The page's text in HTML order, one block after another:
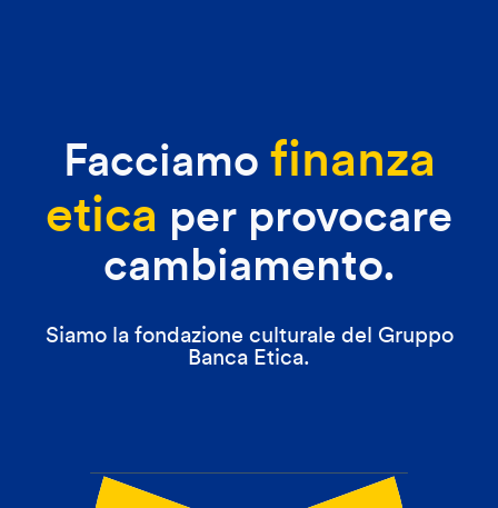
Facciamo finanza
etica per provocare
cambiamento.
Siamo la fondazione culturale del Gruppo
Banca Etica.